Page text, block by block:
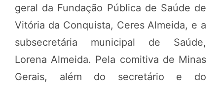
geral da Fundação Pública de Saúde de
Vitória da Conquista, Ceres Almeida, e a
subsecretária municipal de Saúde,
Lorena Almeida. Pela comitiva de Minas
Gerais, além do secretário e do